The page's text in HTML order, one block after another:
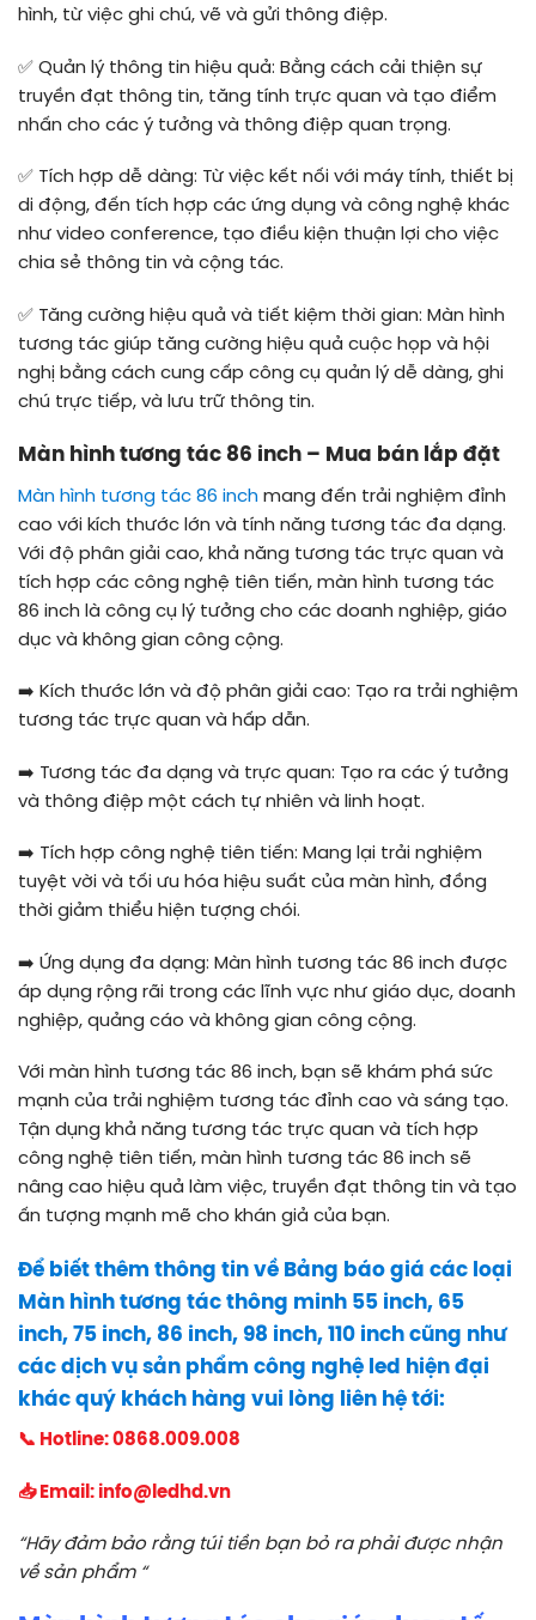
hình, từ việc ghi chú, vẽ và gửi thông điệp.
✅ Quản lý thông tin hiệu quả: Bằng cách cải thiện sự
truyền đạt thông tin, tăng tính trực quan và tạo điểm
nhấn cho các ý tưởng và thông điệp quan trọng.
✅ Tích hợp dễ dàng: Từ việc kết nối với máy tính, thiết bị
di động, đến tích hợp các ứng dụng và công nghệ khác
như video conference, tạo điều kiện thuận lợi cho việc
chia sẻ thông tin và cộng tác.
✅ Tăng cường hiệu quả và tiết kiệm thời gian: Màn hình
tương tác giúp tăng cường hiệu quả cuộc họp và hội
nghị bằng cách cung cấp công cụ quản lý dễ dàng, ghi
chú trực tiếp, và lưu trữ thông tin.
Màn hình tương tác 86 inch – Mua bán lắp đặt
Màn hình tương tác 86 inch mang đến trải nghiệm đỉnh
cao với kích thước lớn và tính năng tương tác đa dạng.
Với độ phân giải cao, khả năng tương tác trực quan và
tích hợp các công nghệ tiên tiến, màn hình tương tác
86 inch là công cụ lý tưởng cho các doanh nghiệp, giáo
dục và không gian công cộng.
➡️ Kích thước lớn và độ phân giải cao: Tạo ra trải nghiệm
tương tác trực quan và hấp dẫn.
➡️ Tương tác đa dạng và trực quan: Tạo ra các ý tưởng
và thông điệp một cách tự nhiên và linh hoạt.
➡️ Tích hợp công nghệ tiên tiến: Mang lại trải nghiệm
tuyệt vời và tối ưu hóa hiệu suất của màn hình, đồng
thời giảm thiểu hiện tượng chói.
➡️ Ứng dụng đa dạng: Màn hình tương tác 86 inch được
áp dụng rộng rãi trong các lĩnh vực như giáo dục, doanh
nghiệp, quảng cáo và không gian công cộng.
Với màn hình tương tác 86 inch, bạn sẽ khám phá sức
mạnh của trải nghiệm tương tác đỉnh cao và sáng tạo.
Tận dụng khả năng tương tác trực quan và tích hợp
công nghệ tiên tiến, màn hình tương tác 86 inch sẽ
nâng cao hiệu quả làm việc, truyền đạt thông tin và tạo
ấn tượng mạnh mẽ cho khán giả của bạn.
Để biết thêm thông tin về Bảng báo giá các loại
Màn hình tương tác thông minh 55 inch, 65
inch, 75 inch, 86 inch, 98 inch, 110 inch cũng như
các dịch vụ sản phẩm công nghệ led hiện đại
khác quý khách hàng vui lòng liên hệ tới:
📞 Hotline:0868.009.008
📥 Email: info@ledhd.vn
“Hãy đảm bảo rằng túi tiền bạn bỏ ra phải được nhận
về sản phẩm “